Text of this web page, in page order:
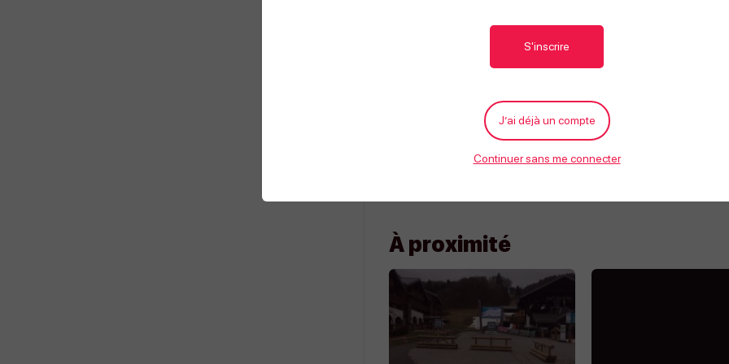
À proximité
Appeler
S'inscrire
J’ai déjà un compte
Continuer sans me connecter